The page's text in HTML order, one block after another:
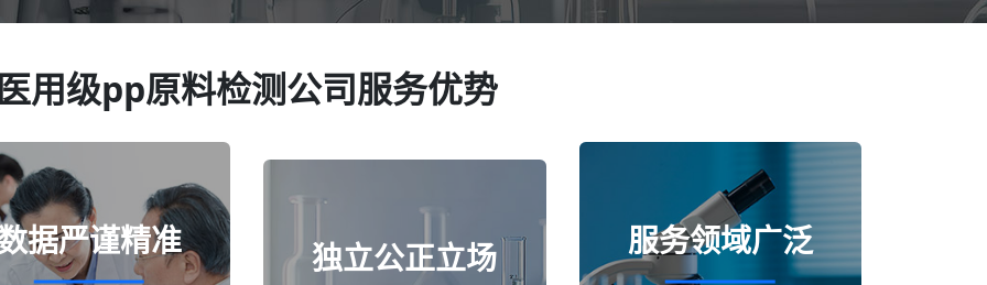
用级pp原料检测公司服务优势
据严谨精准 独立公正立场 服务领域广泛